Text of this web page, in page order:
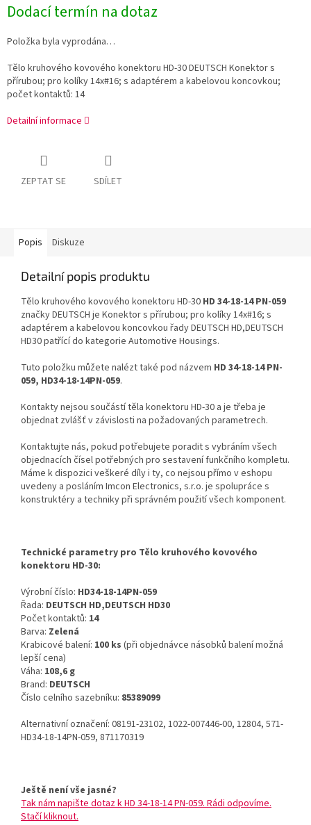
cena:
Dodací termín na dotaz
Položka byla vyprodána…
Tělo kruhového kovového konektoru HD-30 DEUTSCH Konektor s
přírubou; pro kolíky 14x#16; s adaptérem a kabelovou koncovkou;
počet kontaktů: 14
Detailní informace
ZEPTAT SE SDÍLET
Popis Diskuze
Detailní popis produktu
Tělo kruhového kovového konektoru HD-30 HD 34-18-14 PN-059
značky DEUTSCH je Konektor s přírubou; pro kolíky 14x#16; s
adaptérem a kabelovou koncovkou řady DEUTSCH HD,DEUTSCH
HD30 patřící do kategorie Automotive Housings.
Tuto položku můžete nalézt také pod názvem HD 34-18-14 PN-
059, HD34-18-14PN-059.
Kontakty nejsou součástí těla konektoru HD-30 a je třeba je
objednat zvlášť v závislosti na požadovaných parametrech.
Kontaktujte nás, pokud potřebujete poradit s vybráním všech
objednacích čísel potřebných pro sestavení funkčního kompletu.
Máme k dispozici veškeré díly i ty, co nejsou přímo v eshopu
uvedeny a posláním Imcon Electronics, s.r.o. je spolupráce s
konstruktéry a techniky při správném použití všech komponent.
Technické parametry pro Tělo kruhového kovového
konektoru HD-30:
Výrobní číslo: HD34-18-14PN-059
Řada: DEUTSCH HD,DEUTSCH HD30
Počet kontaktů: 14
Barva: Zelená
Krabicové balení: 100 ks (při objednávce násobků balení možná
lepší cena)
Váha: 108,6 g
Brand: DEUTSCH
Číslo celního sazebníku: 85389099
Alternativní označení: 08191-23102, 1022-007446-00, 12804, 571-
HD34-18-14PN-059, 871170319
Ještě není vše jasné?
Tak nám napište dotaz k HD 34-18-14 PN-059. Rádi odpovíme.
Stačí kliknout.